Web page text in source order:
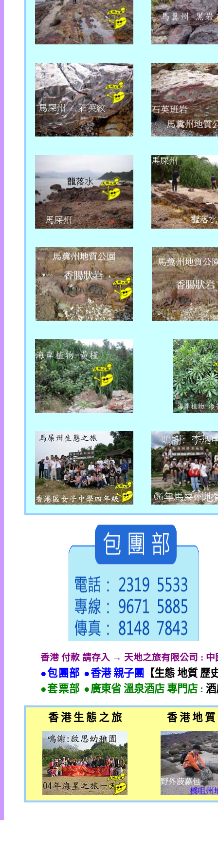
香港 付款 請存入 → 天地之旅有限公司 : 中
●包團部 ●香港 親子團
【生態 地質
●套票部 ●廣東省 溫泉酒店 專門店 :
香 港 生 態 之 旅 香 港 地 質